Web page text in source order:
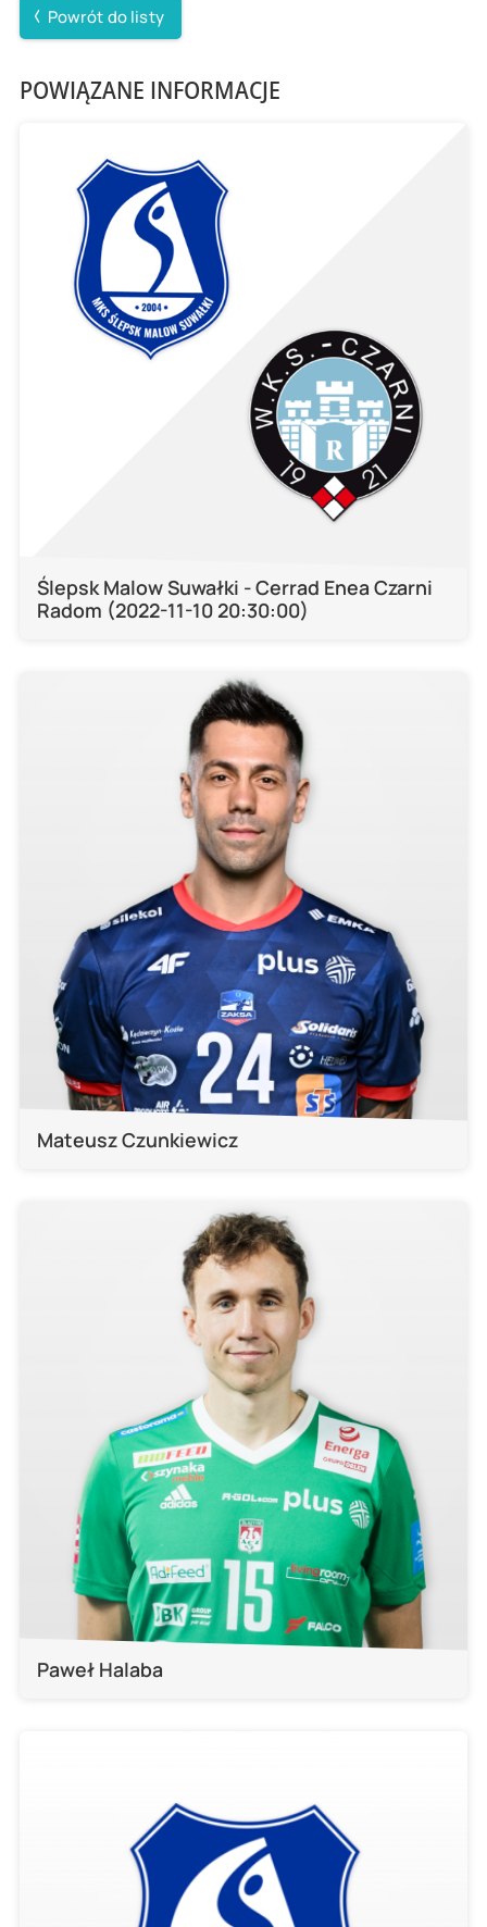
Powrót do listy
POWIĄZANE INFORMACJE
Ślepsk Malow Suwałki - Cerrad Enea Czarni
Radom (2022-11-10 20:30:00)
Mateusz Czunkiewicz
Paweł Halaba